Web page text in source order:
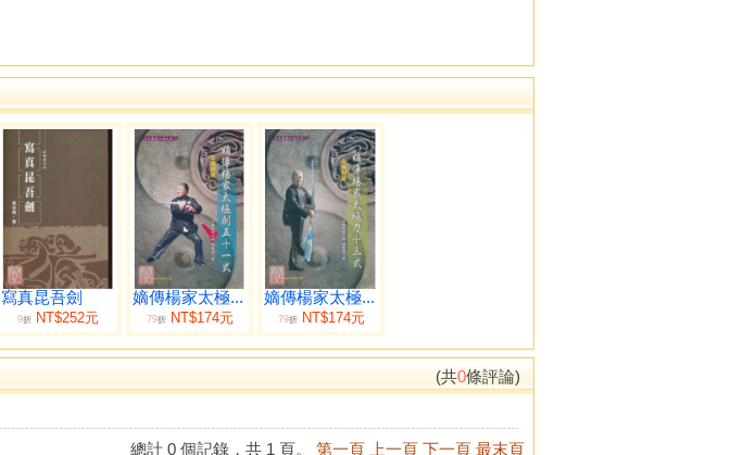
寫真昆吾劍
9折 NT$252元
嫡傳楊家太極...
79折NT$174元
嫡傳楊家太極...
79折NT$174元
(共0條評論)
總計 0 個記錄，共 1 頁。 第一頁 上一頁 下一頁 最末頁